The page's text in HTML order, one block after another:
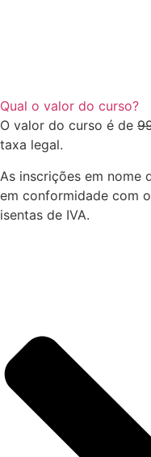
Qual o valor do curso?
O valor do curso é de
taxa legal.
As inscrições em nome
em conformidade com o
isentas de IVA.